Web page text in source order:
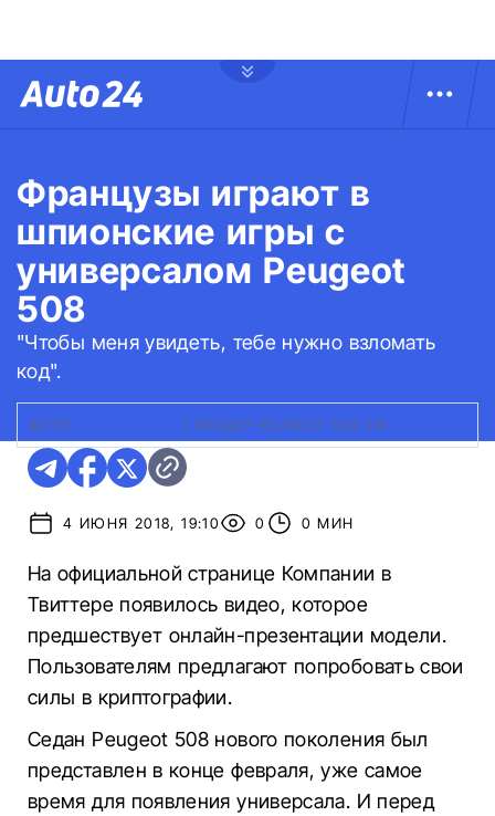
Французы играют в
шпионские игры с
универсалом Peugeot
508
"Чтобы меня увидеть, тебе нужно взломать
код".
ФОТО: РЕНДЕР PEUGEOT 508 SW
4 ИЮНЯ 2018, 19:10 0 0 МИН
На официальной странице Компании в
Твиттере появилось видео, которое
предшествует онлайн-презентации модели.
Пользователям предлагают попробовать свои
силы в криптографии.
Седан Peugeot 508 нового поколения был
представлен в конце февраля, уже самое
время для появления универсала. И перед